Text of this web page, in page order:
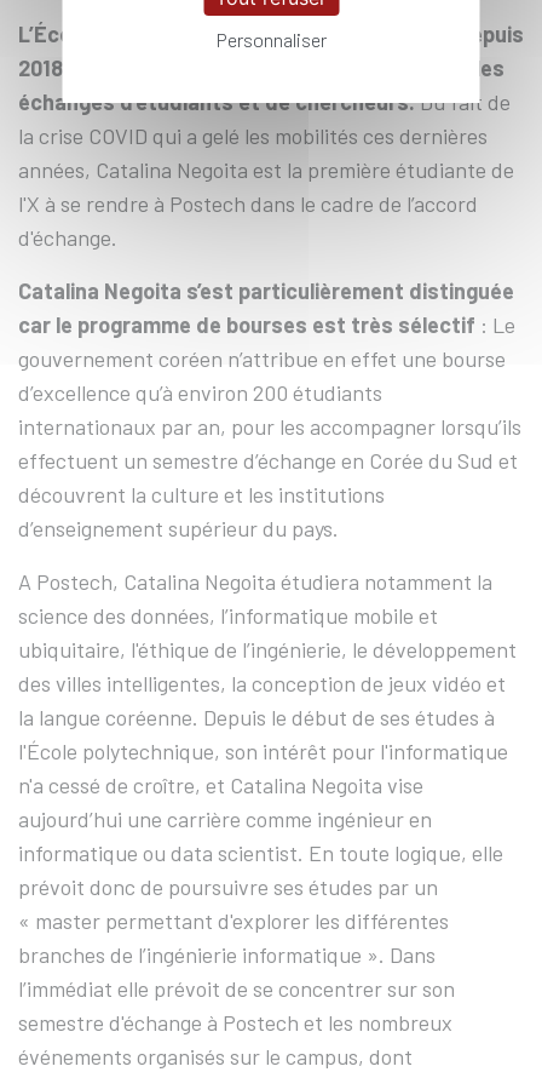
L’École polytechnique et Postech disposent depuis
2018 d’un accord-cadre facilitant notamment les
échanges d’étudiants et de chercheurs.Du fait de
la crise COVID qui a gelé les mobilités ces dernières
années, Catalina Negoita est la première étudiante de
l'X à se rendre à Postech dans le cadre de l’accord
d'échange.
Catalina Negoita s’est particulièrement distinguée
car le programme de bourses est très sélectif : Le
gouvernement coréen n’attribue en effet une bourse
d’excellence qu’à environ 200 étudiants
internationaux par an, pour les accompagner lorsqu’ils
effectuent un semestre d’échange en Corée du Sud et
découvrent la culture et les institutions
d’enseignement supérieur du pays.
A Postech, Catalina Negoita étudiera notamment la
science des données, l’informatique mobile et
ubiquitaire, l'éthique de l’ingénierie, le développement
des villes intelligentes, la conception de jeux vidéo et
la langue coréenne. Depuis le début de ses études à
l'École polytechnique, son intérêt pour l'informatique
n'a cessé de croître, et Catalina Negoita vise
aujourd’hui une carrière comme ingénieur en
informatique ou data scientist. En toute logique, elle
prévoit donc de poursuivre ses études par un
« master permettant d'explorer les différentes
branches de l’ingénierie informatique ». Dans
l’immédiat elle prévoit de se concentrer sur son
semestre d'échange à Postech et les nombreux
événements organisés sur le campus, dont
Personnaliser